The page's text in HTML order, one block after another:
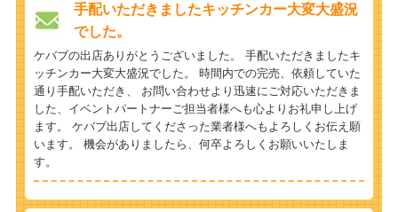
手配いただきましたキッチンカー大変大盛況
でした。
ケバブの出店ありがとうございました。 手配いただきましたキ
ッチンカー大変大盛況でした。 時間内での完売、依頼していた
通り手配いただき、 お問い合わせより迅速にご対応いただきま
した、イベントパートナーご担当者様へも心よりお礼申し上げ
ます。 ケバブ出店してくださった業者様へもよろしくお伝え願
います。 機会がありましたら、何卒よろしくお願いいたしま
す。